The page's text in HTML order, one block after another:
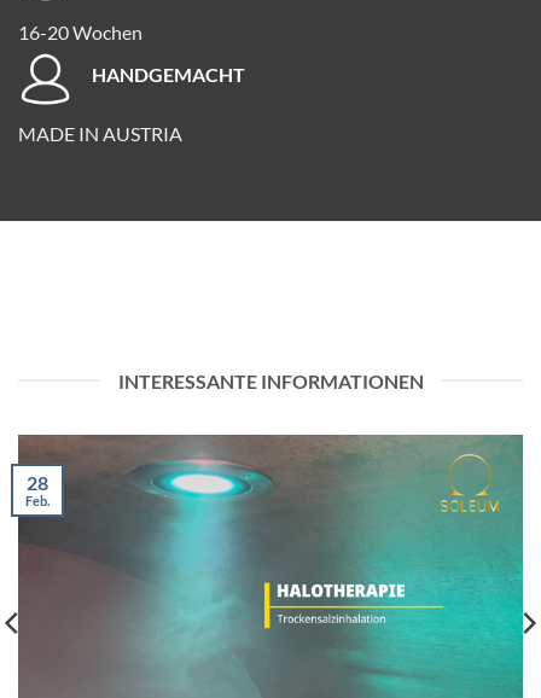
16-20 Wochen
HANDGEMACHT
MADE IN AUSTRIA
INTERESSANTE INFORMATIONEN
28
Feb.